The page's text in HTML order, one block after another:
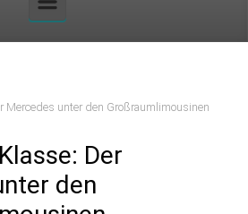
Mercedes unter den Großraumlimousinen
Der
den